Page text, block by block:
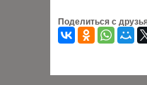
Поделиться с